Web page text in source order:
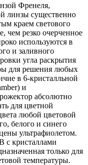
Френеля,
линзы существенно
краем светового
чем резко очерченное
используются в
и заливного
угла раскрытия
для решения любых
в 6-кристалльной
и
абсолютно
для цветной
любой цветовой
белого и синего
ультрафиолетом.
с кристаллами
только для
температуры.